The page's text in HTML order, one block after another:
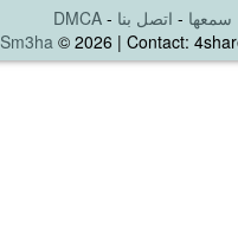
سمعها - اتصل بنا -
DMCA
Sm3ha© 2026 | Contact: